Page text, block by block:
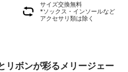
サイズ交換無料
*ソックス・インソールなど
アクセサリ類は除く
リボンが彩るメリージェー